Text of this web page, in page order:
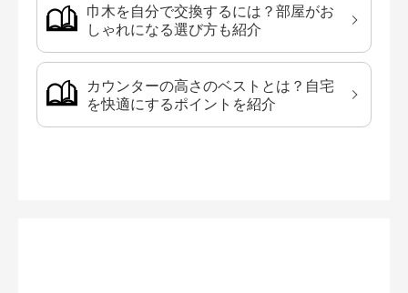
巾木を自分で交換するには？部屋がお
しゃれになる選び方も紹介
カウンターの高さのベストとは？自宅
を快適にするポイントを紹介